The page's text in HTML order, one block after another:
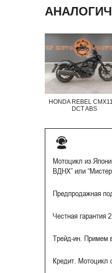
HONDA REBEL
DCT ABS
Мотоцикл из
ВДНХ” или
Предпродажная
Честная гарантия
Трейд-ин. Примем
Кредит. Мотоцикл